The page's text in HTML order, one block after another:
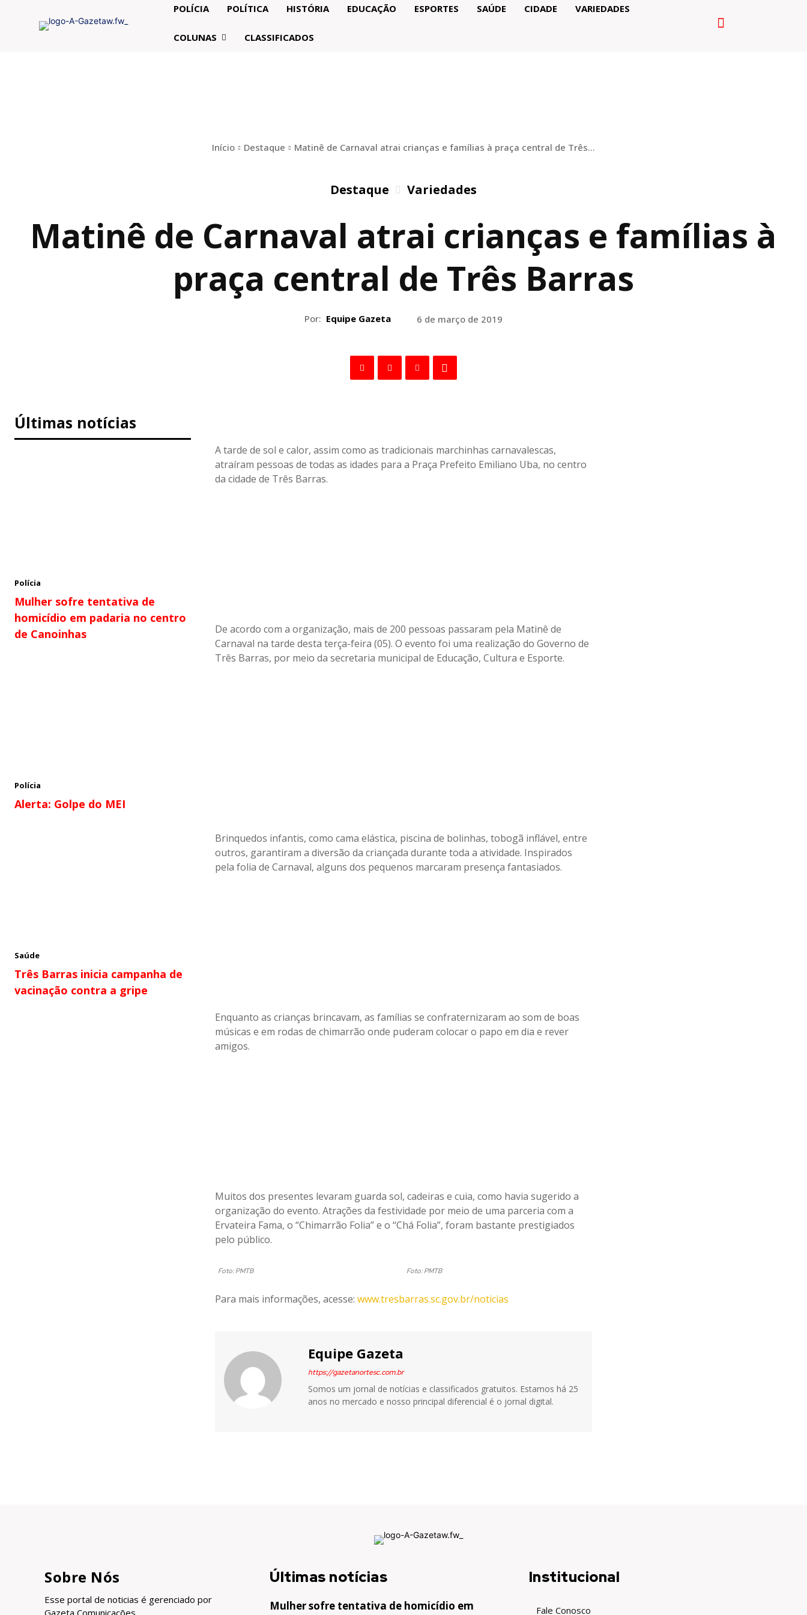
POLÍCIA POLÍTICA HISTÓRIA EDUCAÇÃO ESPORTES SAÚDE CIDADE VARIEDADES
COLUNAS CLASSIFICADOS
Início Destaque Matinê de Carnaval atrai crianças e famílias à praça central de Três...
Destaque Variedades
Matinê de Carnaval atrai crianças e famílias à
praça central de Três Barras
Por: Equipe Gazeta 6 de março de 2019
Últimas notícias
Polícia
Mulher sofre tentativa de
homicídio em padaria no centro
de Canoinhas
Polícia
Alerta: Golpe do MEI
Saúde
Três Barras inicia campanha de
vacinação contra a gripe
A tarde de sol e calor, assim como as tradicionais marchinhas carnavalescas,
atraíram pessoas de todas as idades para a Praça Prefeito Emiliano Uba, no centro
da cidade de Três Barras.
De acordo com a organização, mais de 200 pessoas passaram pela Matinê de
Carnaval na tarde desta terça-feira (05). O evento foi uma realização do Governo de
Três Barras, por meio da secretaria municipal de Educação, Cultura e Esporte.
Brinquedos infantis, como cama elástica, piscina de bolinhas, tobogã inflável, entre
outros, garantiram a diversão da criançada durante toda a atividade. Inspirados
pela folia de Carnaval, alguns dos pequenos marcaram presença fantasiados.
Enquanto as crianças brincavam, as famílias se confraternizaram ao som de boas
músicas e em rodas de chimarrão onde puderam colocar o papo em dia e rever
amigos.
Muitos dos presentes levaram guarda sol, cadeiras e cuia, como havia sugerido a
organização do evento. Atrações da festividade por meio de uma parceria com a
Ervateira Fama, o “Chimarrão Folia” e o “Chá Folia”, foram bastante prestigiados
pelo público.
Foto: PMTB Foto: PMTB
Para mais informações, acesse: www.tresbarras.sc.gov.br/noticias
Equipe Gazeta
https://gazetanortesc.com.br
Somos um jornal de notícias e classificados gratuitos. Estamos há 25
anos no mercado e nosso principal diferencial é o jornal digital.
Sobre Nós
Esse portal de noticias é gerenciado por
Gazeta Comunicações.
Últimas notícias
Mulher sofre tentativa de homicídio em
Institucional
Fale Conosco